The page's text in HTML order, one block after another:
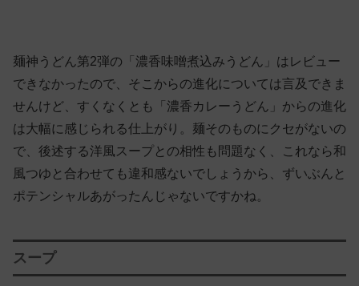
麺神うどん第2弾の「濃香味噌煮込みうどん」はレビュー
できなかったので、そこからの進化については言及できま
せんけど、すくなくとも「濃香カレーうどん」からの進化
は大幅に感じられる仕上がり。麺そのものにクセがないの
で、後述する洋風スープとの相性も問題なく、これなら和
風つゆと合わせても違和感ないでしょうから、ずいぶんと
ポテンシャルあがったんじゃないですかね。
スープ